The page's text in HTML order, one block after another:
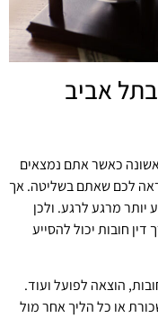
אביב
כאשר אתם נמצאים
לכם שאתם בשליטה. אך
יותר מרגע לרגע. ולכן
חובות יכול להסייע
הוצאה לפועל ועוד.
או כל הליך אחר מול